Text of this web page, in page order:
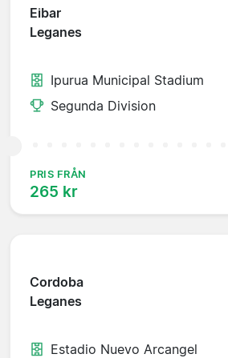
Eibar
Leganes
Ipurua Municipal Stadium
Segunda Division
PRIS FRÅN
265 kr
Cordoba
Leganes
Estadio Nuevo Arcangel